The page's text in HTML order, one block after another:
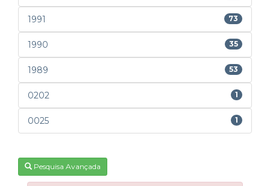
1991 73
1990 35
1989 53
0202 1
0025 1
Pesquisa Avançada